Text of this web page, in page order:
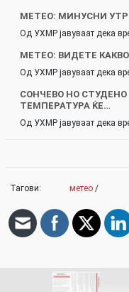
МЕТЕО: МИНУСНИ
Од УХМР јавуваат дека
МЕТЕО: ВИДЕТЕ
Од УХМР јавуваат дека
СОНЧЕВО НО
ТЕМПЕРАТУРА ЌЕ…
Од УХМР јавуваат дека
Тагови: метео /